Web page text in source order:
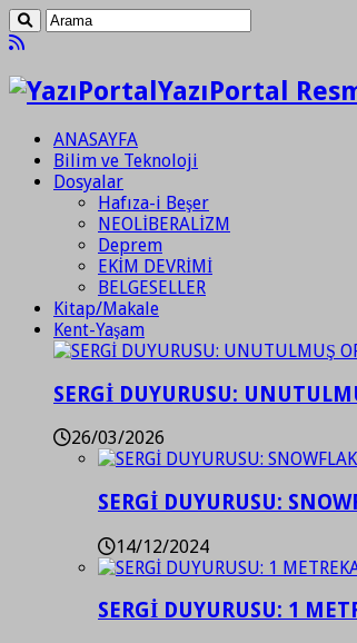
YazıPortal
ANASAYFA
Bilim ve Teknoloji
Dosyalar
Hafıza-i Beşer
NEOLİBERALİZM
Deprem
EKİM DEVRİMİ
BELGESELLER
Kitap/Makale
Kent-Yaşam
SERGİ DUYURUSU:
26/03/2026
SERGİ DUYURUSU:
14/12/2024
SERGİ DUYURUSU: 1